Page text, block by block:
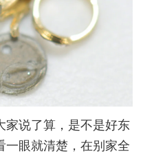
家说了算，是不是好东
眼就清楚，在别家全